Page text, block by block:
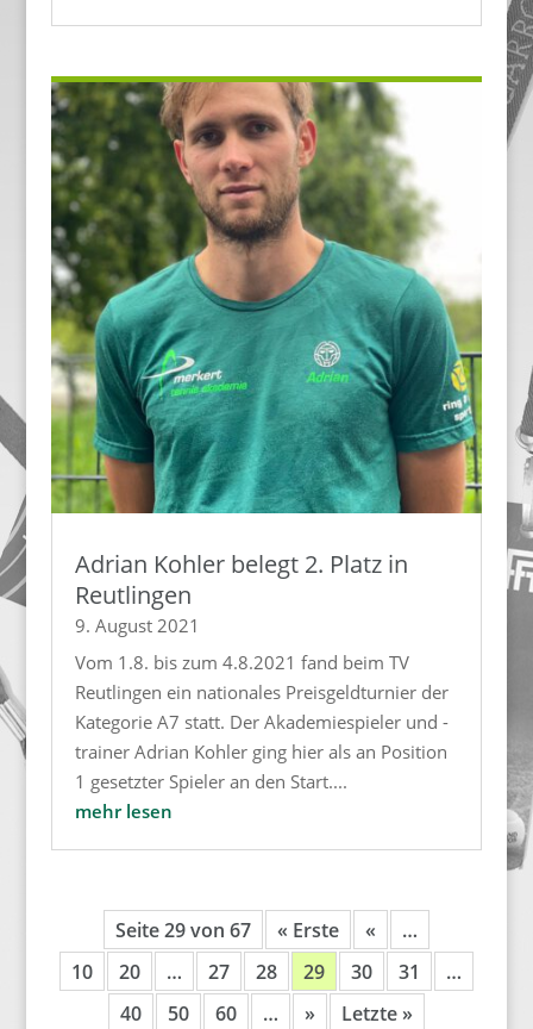
Adrian Kohler belegt 2. Platz in
Reutlingen
9. August 2021
Vom 1.8. bis zum 4.8.2021 fand beim TV
Reutlingen ein nationales Preisgeldturnier der
Kategorie A7 statt. Der Akademiespieler und -
trainer Adrian Kohler ging hier als an Position
1 gesetzter Spieler an den Start....
mehr lesen
Seite 29 von 67 « Erste «
…
10
20 … 27 28 29 30 31
…
40
50 60 … » Letzte »